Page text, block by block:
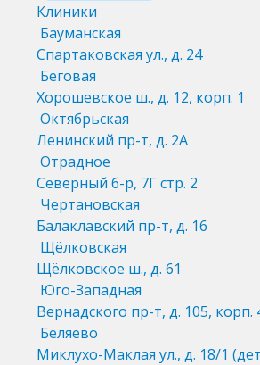
Клиники
Бауманская
Спартаковская ул., д. 24
Беговая
Хорошевское ш., д. 12, корп. 1
Октябрьская
Ленинский пр-т, д. 2А
Отрадное
Северный б-р, 7Г стр. 2
Чертановская
Балаклавский пр-т, д. 16
Щёлковская
Щёлковское ш., д. 61
Юго-Западная
Вернадского пр-т, д. 105, корп.
Беляево
Миклухо-Маклая ул., д. 18/1